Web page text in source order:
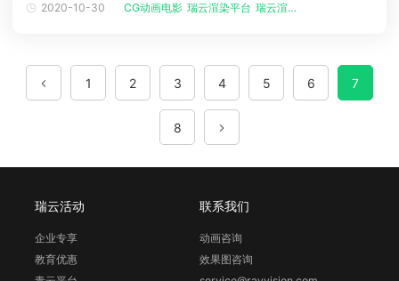
丙成团，组合“SHEN.神仙天团”出道！练习时长3000年的队长——姜子
2020-10-30 CG动画电影 瑞云渲染平台 瑞云渲染
1 2 3 4 5 6 7
8
瑞云活动
企业专享
教育优惠
联系我们
动画咨询
效果图咨询